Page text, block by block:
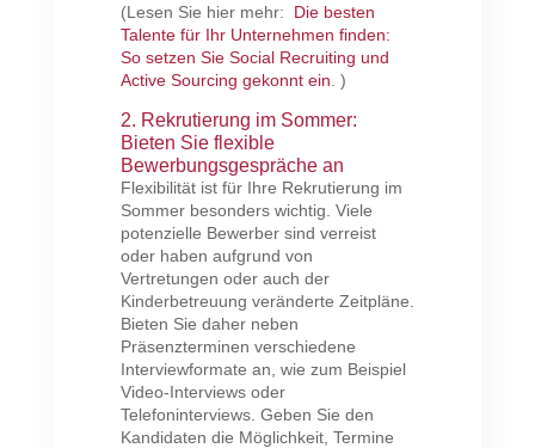
(Lesen Sie hier mehr: Die besten
Talente für Ihr Unternehmen finden:
So setzen Sie Social Recruiting und
Active Sourcing gekonnt ein . )
2. Rekrutierung im Sommer:
Bieten Sie flexible
Bewerbungsgespräche an
Flexibilität ist für Ihre Rekrutierung im
Sommer besonders wichtig. Viele
potenzielle Bewerber sind verreist
oder haben aufgrund von
Vertretungen oder auch der
Kinderbetreuung veränderte Zeitpläne.
Bieten Sie daher neben
Präsenzterminen verschiedene
Interviewformate an, wie zum Beispiel
Video-Interviews oder
Telefoninterviews. Geben Sie den
Kandidaten die Möglichkeit, Termine